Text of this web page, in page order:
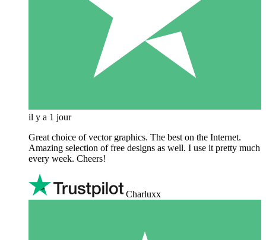
il y a 1 jour
Great choice of vector graphics. The best on the Internet.
Amazing selection of free designs as well. I use it pretty much
every week. Cheers!
Charluxx